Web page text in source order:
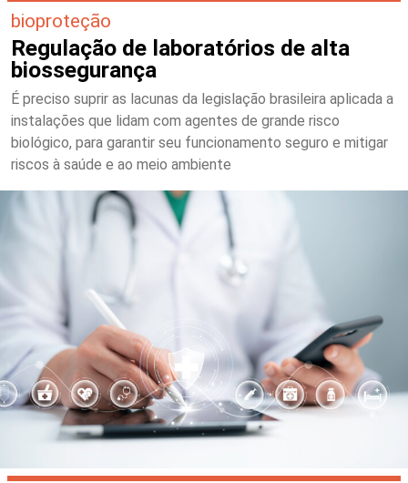
bioproteção
Regulação de laboratórios de alta
biossegurança
É preciso suprir as lacunas da legislação brasileira aplicada a
instalações que lidam com agentes de grande risco
biológico, para garantir seu funcionamento seguro e mitigar
riscos à saúde e ao meio ambiente